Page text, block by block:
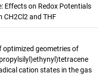
Effects on Redox Potentials
CH2Cl2 and THF
optimized geometries of
cation states in the gas